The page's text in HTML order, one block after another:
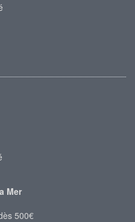
Mer
500€